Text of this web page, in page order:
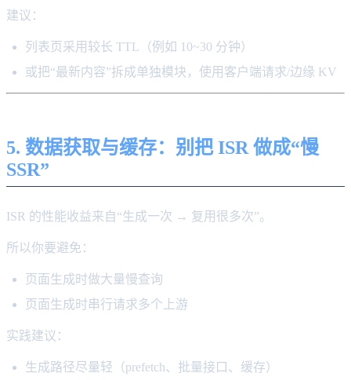
建议：
列表页采用较长 TTL（例如 10~30 分钟）
或把“最新内容”拆成单独模块，使用客户端请求/边缘 KV
5. 数据获取与缓存：别把 ISR 做成“慢
SSR”
ISR 的性能收益来自“生成一次 → 复用很多次”。
所以你要避免：
页面生成时做大量慢查询
页面生成时串行请求多个上游
实践建议：
生成路径尽量轻（prefetch、批量接口、缓存）